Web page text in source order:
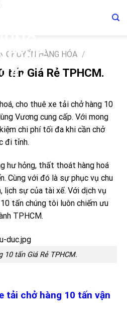
CHUYỂN HÀNG HÓA /
tấn Giá Rẻ TPHCM.
cho thuê xe tải chở hàng 10
Vương cung cấp. Với mong
chi phí tối đa khi cần chở
đi tỉnh.
hư hỏng, thất thoát hàng hoá
Cùng với đó là sự phục vụ chu
lịch sự của tài xế. Với dịch vụ
tấn chúng tôi luôn chiếm ưu
TPHCM.
10 tấn Giá Rẻ TPHCM.
tải chở hàng 10 tấn vận